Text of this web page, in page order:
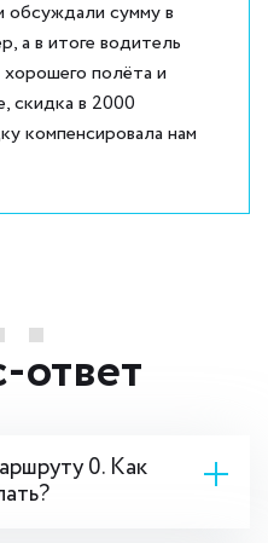
сумму в
а в итоге водитель
полёта и
скидка в 2000
компенсировала нам
ответ
0. Как